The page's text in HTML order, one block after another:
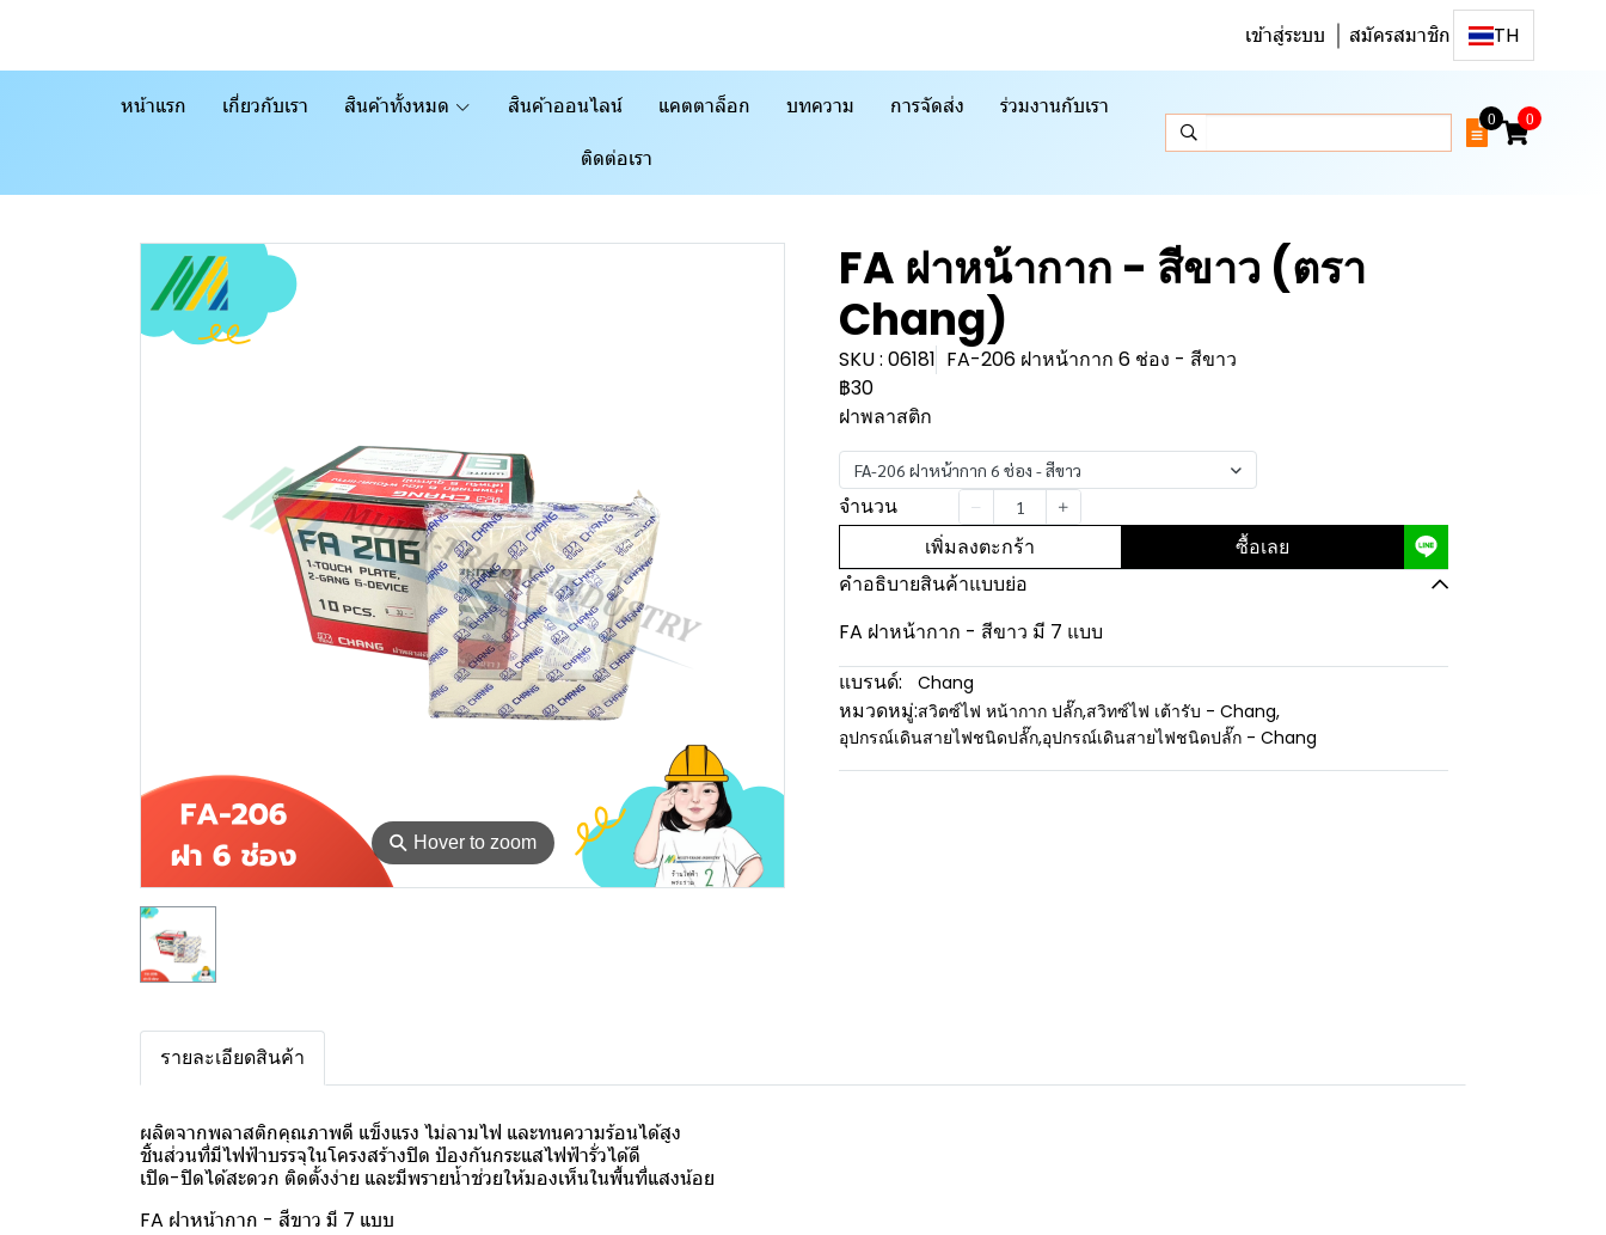
เข้าสู่ระบบ สมัครสมาชิก TH
หน้าแรก เกี่ยวกับเรา สินค้าทั้งหมด สินค้าออนไลน์ แคตตาล็อก บทความ การจัดส่ง ร่วมงานกับเรา
ติดต่อเรา
0 0
⚲ Hover to zoom
FA ฝาหน้ากาก - สีขาว (ตรา
Chang)
SKU : 06181 FA-206 ฝาหน้ากาก 6 ช่อง - สีขาว
฿30
ฝาพลาสติก
FA-206 ฝาหน้ากาก 6 ช่อง - สีขาว
จำนวน
เพิ่มลงตะกร้า ซื้อเลย
คำอธิบายสินค้าแบบย่อ
FA ฝาหน้ากาก - สีขาว มี 7 แบบ
แบรนด์:
Chang
หมวดหมู่:สวิตซ์ไฟ หน้ากาก ปลั๊ก,สวิทซ์ไฟ เต้ารับ - Chang,
อุปกรณ์เดินสายไฟชนิดปลั๊ก,อุปกรณ์เดินสายไฟชนิดปลั๊ก - Chang
รายละเอียดสินค้า
ผลิตจากพลาสติกคุณภาพดี แข็งแรง ไม่ลามไฟ และทนความร้อนได้สูง
ชิ้นส่วนที่มีไฟฟ้าบรรจุในโครงสร้างปิด ป้องกันกระแสไฟฟ้ารั่วได้ดี
เปิด-ปิดได้สะดวก ติดตั้งง่าย และมีพรายน้ำช่วยให้มองเห็นในพื้นที่แสงน้อย
FA ฝาหน้ากาก - สีขาว มี 7 แบบ